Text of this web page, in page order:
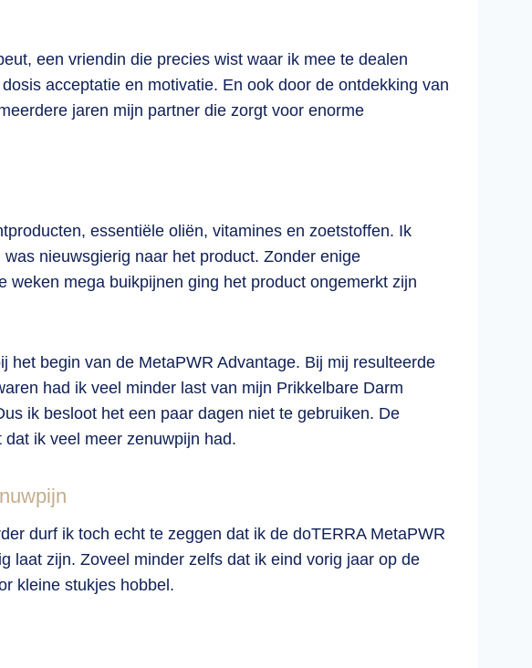
een vriendin die precies wist waar ik mee te dealen
acceptatie en motivatie. En ook door de ontdekking van
jaren mijn partner die zorgt voor enorme
essentiële oliën, vitamines en zoetstoffen. Ik
nieuwsgierig naar het product. Zonder enige
mega buikpijnen ging het product ongemerkt zijn
het begin van de MetaPWR Advantage. Bij mij resulteerde
had ik veel minder last van mijn Prikkelbare Darm
ik besloot het een paar dagen niet te gebruiken. De
ik veel meer zenuwpijn had.
durf ik toch echt te zeggen dat ik de doTERRA MetaPWR
laat zijn. Zoveel minder zelfs dat ik eind vorig jaar op de
kleine stukjes hobbel.